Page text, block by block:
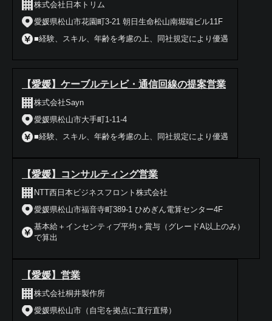
株式会社日本トリム
愛媛県松山市花園町3-21 朝日生命松山南堀端ビル11F
■経験、スキル、年齢を考慮の上、同社規定により優遇
【愛媛】ケーブルテレビ・通信回線の提案営業
株式会社Sayn
愛媛県松山市大手町1-11-4
■経験、スキル、年齢を考慮の上、同社規定により優遇
【愛媛】コンサルティング営業
NTT西日本ビジネスフロント株式会社
愛媛県松山市福音寺町389-1 ひめぎん電算センター4F
基本給＋インセンティブ平均＋賞与（グレードA以上のみ）
で算出
【愛媛】営業
株式会社桐井製作所
愛媛県松山市（自宅を拠点に直行直帰）